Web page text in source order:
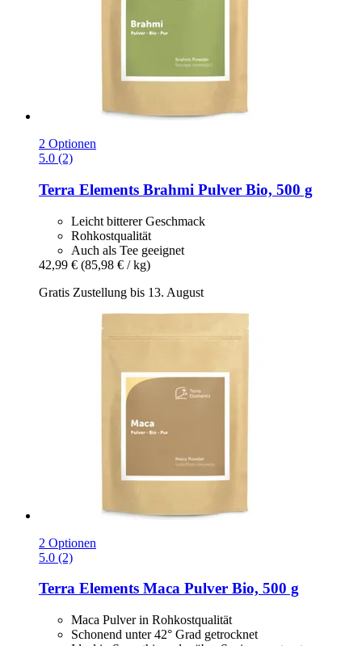
2 Optionen
5.0 (2)
Terra Elements Brahmi Pulver Bio, 500 g
Leicht bitterer Geschmack
Rohkostqualität
Auch als Tee geeignet
42,99 € (85,98 € / kg)
Gratis Zustellung bis 13. August
2 Optionen
5.0 (2)
Terra Elements Maca Pulver Bio, 500 g
Maca Pulver in Rohkostqualität
Schonend unter 42° Grad getrocknet